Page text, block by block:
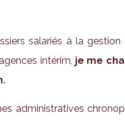
salariés à la
intérim, je me
administratives